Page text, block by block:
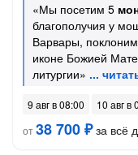
«Мы посетим 5
благополучия у
Варвары,
иконе Божией
литургии»
9 авг в 08:00
10 авг в
от38 700 ₽за всё